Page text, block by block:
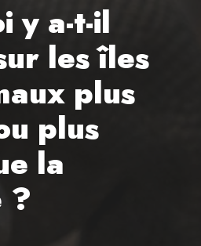
y a-t-il
les îles
plus
plus
la
?